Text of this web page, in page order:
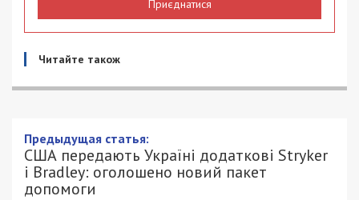
Приєднатися
Читайте також
Предыдущая статья:
США передають Україні додаткові Stryker
і Bradley: оголошено новий пакет
допомоги